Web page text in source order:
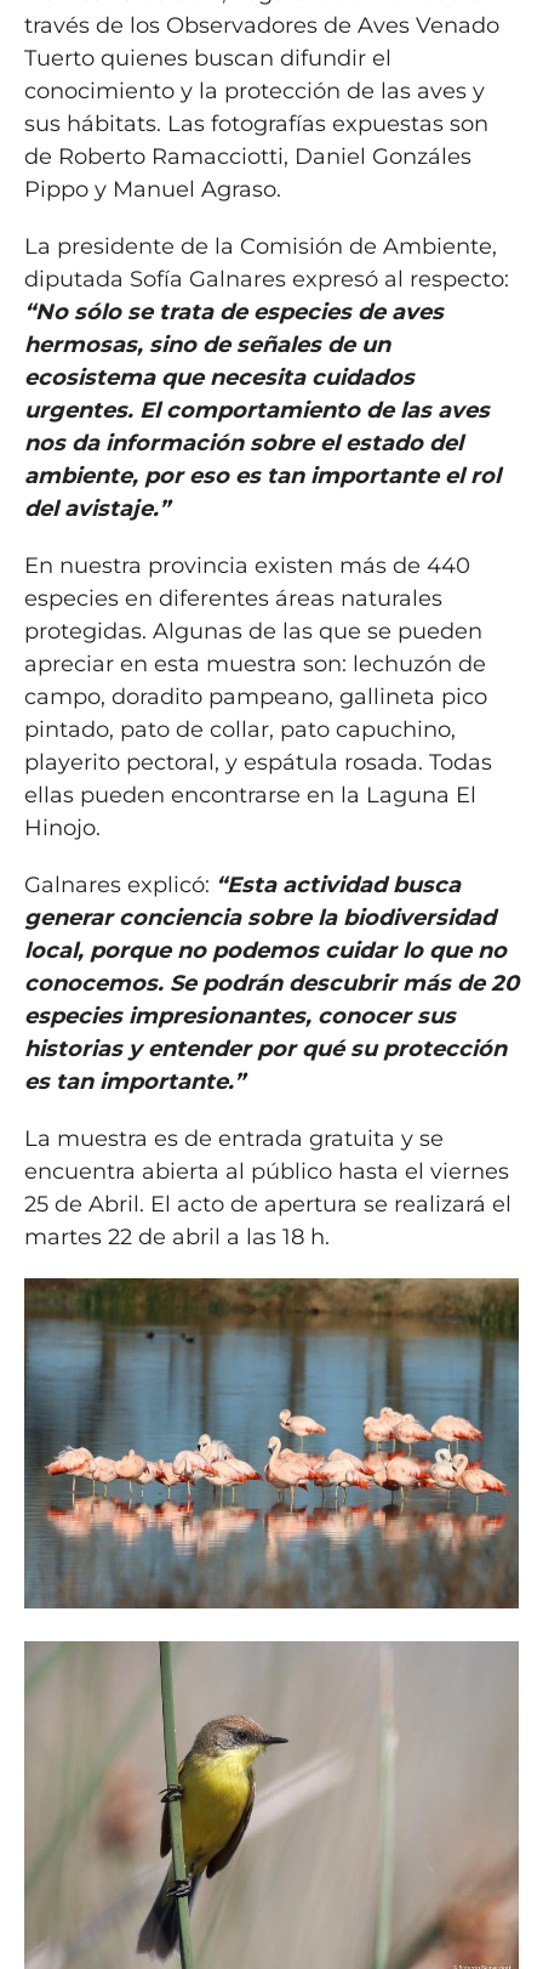
través de los Observadores de Aves Venado
Tuerto quienes buscan difundir el
conocimiento y la protección de las aves y
sus hábitats. Las fotografías expuestas son
de Roberto Ramacciotti, Daniel Gonzáles
Pippo y Manuel Agraso.
La presidente de la Comisión de Ambiente,
diputada Sofía Galnares expresó al respecto:
“No sólo se trata de especies de aves
hermosas, sino de señales de un
ecosistema que necesita cuidados
urgentes. El comportamiento de las aves
nos da información sobre el estado del
ambiente, por eso es tan importante el rol
del avistaje.”
En nuestra provincia existen más de 440
especies en diferentes áreas naturales
protegidas. Algunas de las que se pueden
apreciar en esta muestra son: lechuzón de
campo, doradito pampeano, gallineta pico
pintado, pato de collar, pato capuchino,
playerito pectoral, y espátula rosada. Todas
ellas pueden encontrarse en la Laguna El
Hinojo.
Galnares explicó: “Esta actividad busca
generar conciencia sobre la biodiversidad
local, porque no podemos cuidar lo que no
conocemos. Se podrán descubrir más de 20
especies impresionantes, conocer sus
historias y entender por qué su protección
es tan importante.”
La muestra es de entrada gratuita y se
encuentra abierta al público hasta el viernes
25 de Abril. El acto de apertura se realizará el
martes 22 de abril a las 18 h.